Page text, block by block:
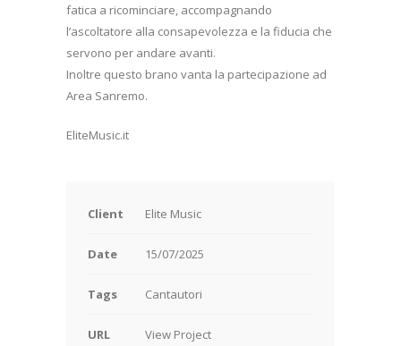
fatica a ricominciare, accompagnando
l’ascoltatore alla consapevolezza e la fiducia che
servono per andare avanti.
Inoltre questo brano vanta la partecipazione ad
Area Sanremo.
EliteMusic.it
Client Elite Music
Date 15/07/2025
Tags Cantautori
URL View Project